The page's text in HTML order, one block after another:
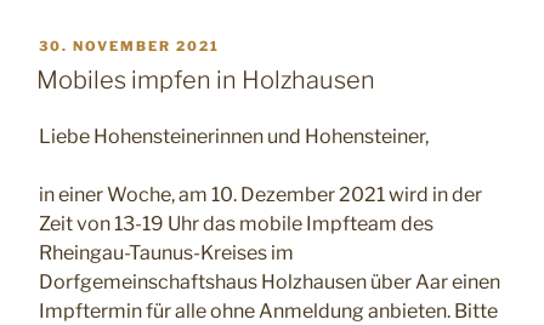
VERÖFFENTLICHT
AM
30. NOVEMBER 2021
Mobiles impfen in Holzhausen
Liebe Hohensteinerinnen und Hohensteiner,
in einer Woche, am 10. Dezember 2021 wird in der
Zeit von 13-19 Uhr das mobile Impfteam des
Rheingau-Taunus-Kreises im
Dorfgemeinschaftshaus Holzhausen über Aar einen
Impftermin für alle ohne Anmeldung anbieten. Bitte